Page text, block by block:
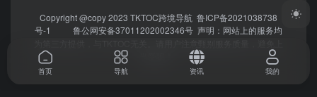
Copyright @copy 2023 TKTOC跨境导航 鲁ICP备2021038738
号-1
鲁公网安备37011202002346号 声明：网站上的服务均
首页 导航 资讯 我的